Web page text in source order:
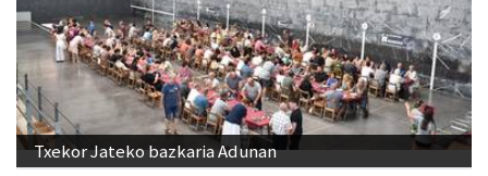
Txekor Jateko bazkaria Adunan